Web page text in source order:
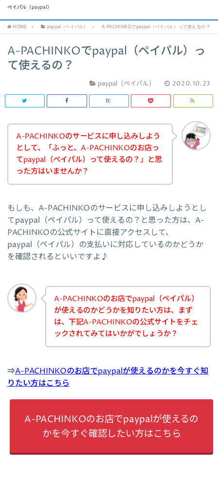
ペイパル（paypal）
HOME paypal（ペイパル） A-PACHINKOでpaypal（ペイパル）って使えるの？
A-PACHINKOでpaypal（ペイパル）っ
て使えるの？
paypal（ペイパル） 2020.10.23
A-PACHINKOのサービスに申し込みしよう
として、「ふっと、A-PACHINKOのお店っ
てpaypal（ペイパル）って使えるの？」と思
った方はいませんか？
もしも、A-PACHINKOのサービスに申し込みしようとし
てpaypal（ペイパル）って使えるの？と思った方は、A-
PACHINKOの公式サイトに直接アクセスして、
paypal（ペイパル）の支払いに対応しているのかどうか
を確認されるといいですよ♪
A-PACHINKOのお店でpaypal（ペイパル）
が使えるのかどうかを知りたい方は、まず
は、下記A-PACHINKOの公式サイトをチェ
ックされてみてはいかがでしょうか？
⇒A-PACHINKOのお店でpaypalが使えるのかを今すぐ知
りたい方はこちら
A-PACHINKOのお店でpaypalが使えるの
かを今すぐ確認したい方はこちら